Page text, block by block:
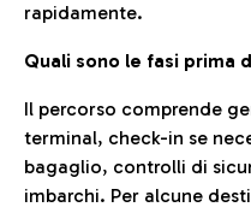
rapidamente.
Quali sono le fasi prima
Il percorso comprende
terminal, check-in se
bagaglio, controlli di
imbarchi. Per alcune